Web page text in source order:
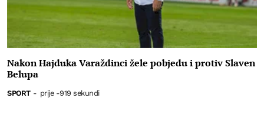
Nakon Hajduka Varaždinci žele pobjedu i protiv Slaven
Belupa
SPORT - prije -919 sekundi